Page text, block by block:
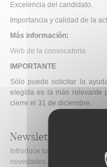
Excelencia del candidato.
Importancia y calidad de la
Más información:
Web de la convocatoria
IMPORTANTE
Sólo puede solicitar la
elegida es la más relevante
cierre el 31 de diciembre.
Newsletter
Introduce tu correo
novedades de Fibao.